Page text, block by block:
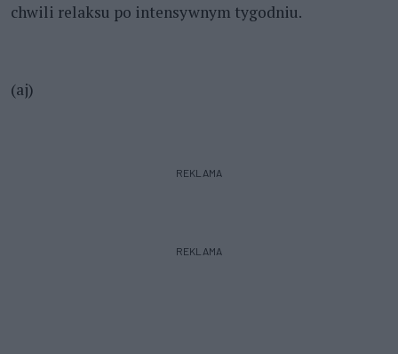
chwili relaksu po intensywnym tygodniu.
(aj)
REKLAMA
REKLAMA